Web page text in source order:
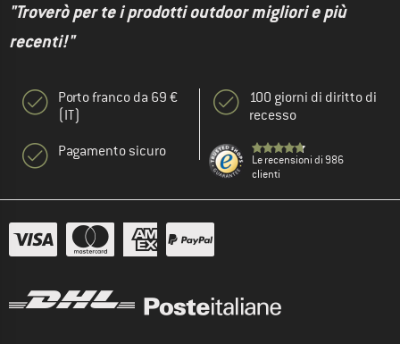
"Troverò per te i prodotti outdoor migliori e più
recenti!"
Porto franco da 69 €
(IT)
Pagamento sicuro
100 giorni di diritto di
recesso
Le recensioni di 986
clienti